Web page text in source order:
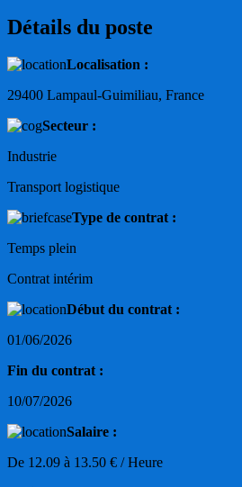
Détails du poste
Localisation :
29400 Lampaul-Guimiliau, France
Secteur :
Industrie
Transport logistique
Type de contrat :
Temps plein
Contrat intérim
Début du contrat :
01/06/2026
Fin du contrat :
10/07/2026
Salaire :
De 12.09 à 13.50 € / Heure